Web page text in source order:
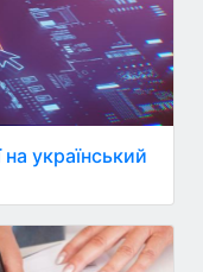
український